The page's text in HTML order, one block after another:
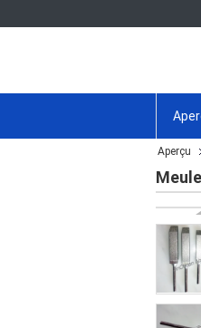
Aperçu